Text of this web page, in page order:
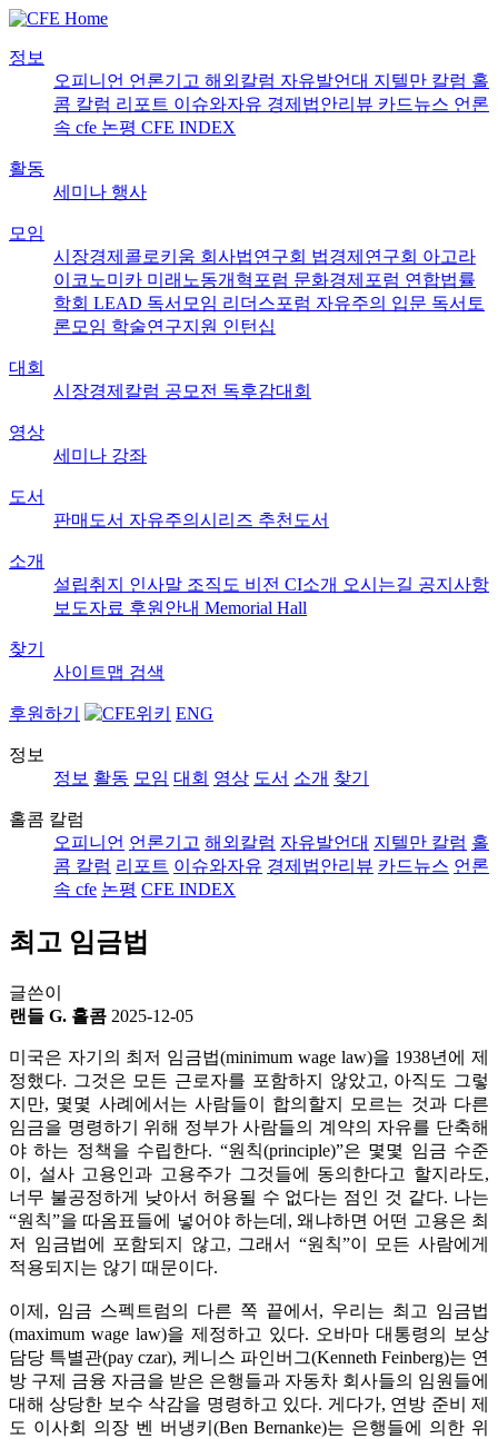
정보
오피니언 언론기고 해외칼럼 자유발언대 지텔만 칼럼 홀
콤 칼럼 리포트 이슈와자유 경제법안리뷰 카드뉴스 언론
속 cfe 논평 CFE INDEX
활동
세미나 행사
모임
시장경제콜로키움 회사법연구회 법경제연구회 아고라
이코노미카 미래노동개혁포럼 문화경제포럼 연합법률
학회 LEAD 독서모임 리더스포럼 자유주의 입문 독서토
론모임 학술연구지원 인턴십
대회
시장경제칼럼 공모전 독후감대회
영상
세미나 강좌
도서
판매도서 자유주의시리즈 추천도서
소개
설립취지 인사말 조직도 비전 CI소개 오시는길 공지사항
보도자료 후원안내 Memorial Hall
찾기
사이트맵 검색
후원하기 ENG
정보
정보 활동 모임 대회 영상 도서 소개 찾기
홀콤 칼럼
오피니언 언론기고 해외칼럼 자유발언대 지텔만 칼럼 홀
콤 칼럼 리포트 이슈와자유 경제법안리뷰 카드뉴스 언론
속 cfe 논평 CFE INDEX
최고 임금법
글쓴이
랜들 G. 홀콤 2025-12-05
미국은 자기의 최저 임금법(minimum wage law)을 1938년에 제
정했다. 그것은 모든 근로자를 포함하지 않았고, 아직도 그렇
지만, 몇몇 사례에서는 사람들이 합의할지 모르는 것과 다른
임금을 명령하기 위해 정부가 사람들의 계약의 자유를 단축해
야 하는 정책을 수립한다. “원칙(principle)”은 몇몇 임금 수준
이, 설사 고용인과 고용주가 그것들에 동의한다고 할지라도,
너무 불공정하게 낮아서 허용될 수 없다는 점인 것 같다. 나는
“원칙”을 따옴표들에 넣어야 하는데, 왜냐하면 어떤 고용은 최
저 임금법에 포함되지 않고, 그래서 “원칙”이 모든 사람에게
적용되지는 않기 때문이다.
이제, 임금 스펙트럼의 다른 쪽 끝에서, 우리는 최고 임금법
(maximum wage law)을 제정하고 있다. 오바마 대통령의 보상
담당 특별관(pay czar), 케니스 파인버그(Kenneth Feinberg)는 연
방 구제 금융 자금을 받은 은행들과 자동차 회사들의 임원들에
대해 상당한 보수 삭감을 명령하고 있다. 게다가, 연방 준비 제
도 이사회 의장 벤 버냉키(Ben Bernanke)는 은행들에 의한 위